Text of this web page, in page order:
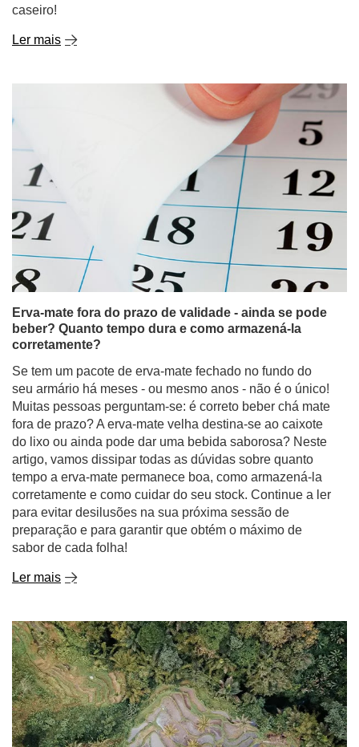
caseiro!
Ler mais
Erva-mate fora do prazo de validade - ainda se pode
beber? Quanto tempo dura e como armazená-la
corretamente?
Se tem um pacote de erva-mate fechado no fundo do
seu armário há meses - ou mesmo anos - não é o único!
Muitas pessoas perguntam-se: é correto beber chá mate
fora de prazo? A erva-mate velha destina-se ao caixote
do lixo ou ainda pode dar uma bebida saborosa? Neste
artigo, vamos dissipar todas as dúvidas sobre quanto
tempo a erva-mate permanece boa, como armazená-la
corretamente e como cuidar do seu stock. Continue a ler
para evitar desilusões na sua próxima sessão de
preparação e para garantir que obtém o máximo de
sabor de cada folha!
Ler mais